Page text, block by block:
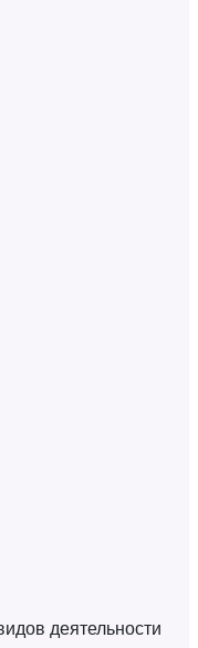
деятельности